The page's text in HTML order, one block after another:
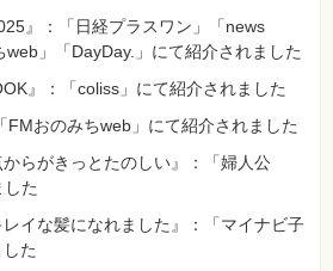
』：「日経プラスワン」「news
」「DayDay.」にて紹介されました
』：「coliss」にて紹介されました
FMおのみちweb」にて紹介されました
からがきっとたのしい』：「婦人公
た
レイな髪になれました』：「マイナビ子
た